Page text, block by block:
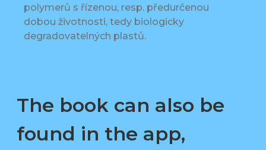
polymerů s řízenou, resp. předurčenou
dobou životnosti, tedy biologicky
degradovatelných plastů.
The book can also be
found in the app,